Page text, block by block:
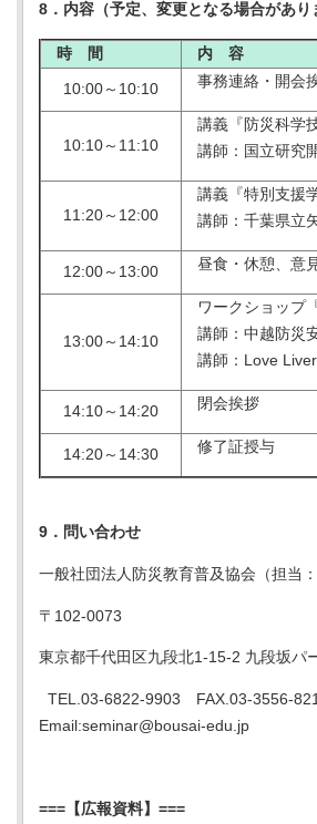
8．内容（予定、変更となる場合があり
時 間 内 容
10:00～10:10 事務連絡・開会
10:10～11:10
講義『防災科学
講師：国立研究
11:20～12:00
講義『特別支援
講師：千葉県立
12:00～13:00 昼食・休憩、意
13:00～14:10
ワークショップ
講師：中越防災
講師：Love
14:10～14:20 閉会挨拶
14:20～14:30 修了証授与
9．問い合わせ
一般社団法人防災教育普及協会（担当
〒102-0073
東京都千代田区九段北1-15-2 九段坂パ
TEL.03-6822-9903 FAX.03-3556-
Email:seminar@bousai-edu.jp
===【広報資料】===